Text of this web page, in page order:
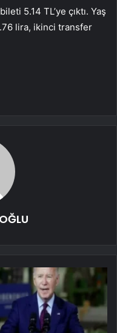
5.14 TL’ye çıktı. Yaş
lira, ikinci transfer